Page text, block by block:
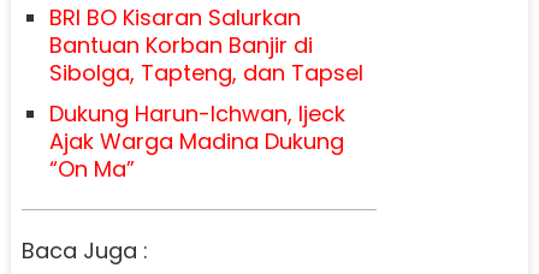
BRI BO Kisaran Salurkan
Bantuan Korban Banjir di
Sibolga, Tapteng, dan Tapsel
Dukung Harun-Ichwan, Ijeck
Ajak Warga Madina Dukung
“On Ma”
Baca Juga :